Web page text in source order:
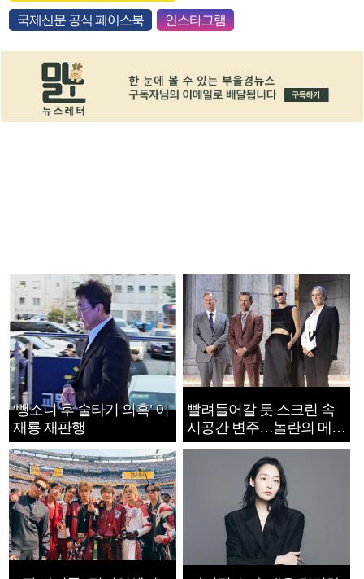
국제신문 공식 페이스북 인스타그램
‘뺑소니 후 술타기 의혹’ 이
재룡 재판행
빨려들어갈 듯 스크린 속
시공간 변주…놀란의 메시
지는 ‘전쟁 속죄’